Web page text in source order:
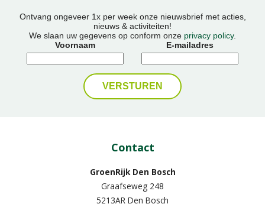
Ontvang ongeveer 1x per week onze nieuwsbrief met acties,
nieuws & activiteiten!
We slaan uw gegevens op conform onze privacy policy.
Voornaam
E-mailadres
Contact
GroenRijk Den Bosch
Graafseweg 248
5213AR Den Bosch